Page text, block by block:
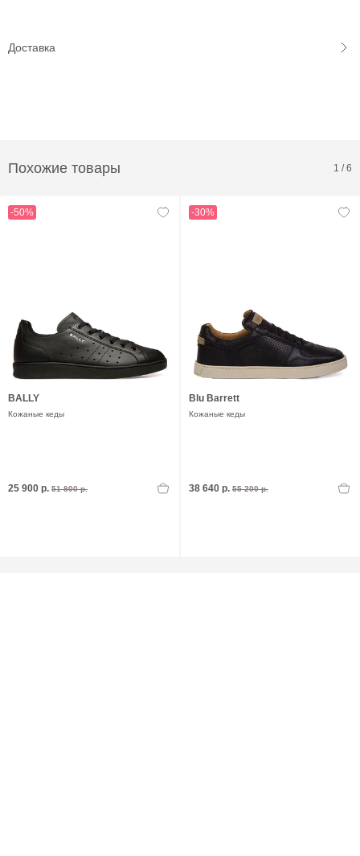
Доставка
Похожие товары 1 /6
-50%
BALLY
Кожаные кеды
25 900 р. 51 800 р.
-30%
Blu Barrett
Кожаные кеды
38 640 р. 55 200 р.